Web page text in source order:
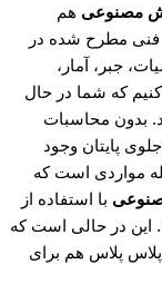
مصنوعی هم
فنی مطرح شده در
جبر، آمار،
که شما در حال
بدون محاسبات
پایتان وجود
مواردی است که
با استفاده از
این در حالی است که
پلاس هم برای